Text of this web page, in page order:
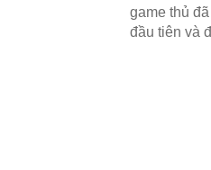
game thủ
đầu tiên và